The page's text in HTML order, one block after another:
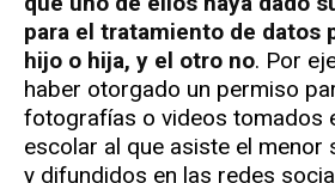
para el tratamiento de datos
hijo o hija, y el otro no. Por
haber otorgado un permiso
fotografías o videos tomados
escolar al que asiste el menor
y difundidos en las redes